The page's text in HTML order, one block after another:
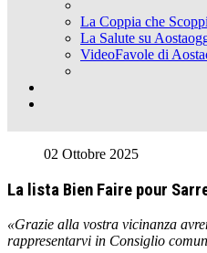
La Coppia che
La Salute su
VideoFavole di
02 Ottobre 2025
La lista Bien Faire pour
«Grazie alla vostra vicinanza
rappresentarvi in Consiglio